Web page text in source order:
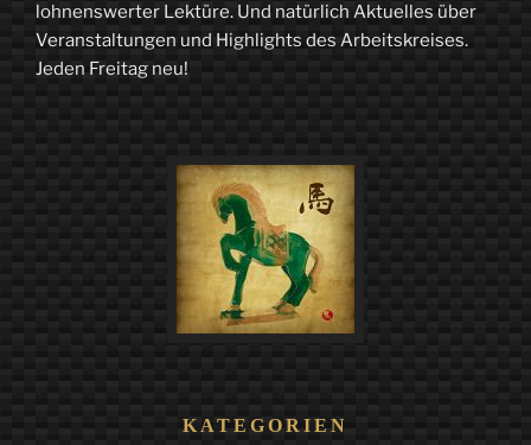
lohnenswerter Lektüre. Und natürlich Aktuelles über
Veranstaltungen und Highlights des Arbeitskreises.
Jeden Freitag neu!
KATEGORIEN